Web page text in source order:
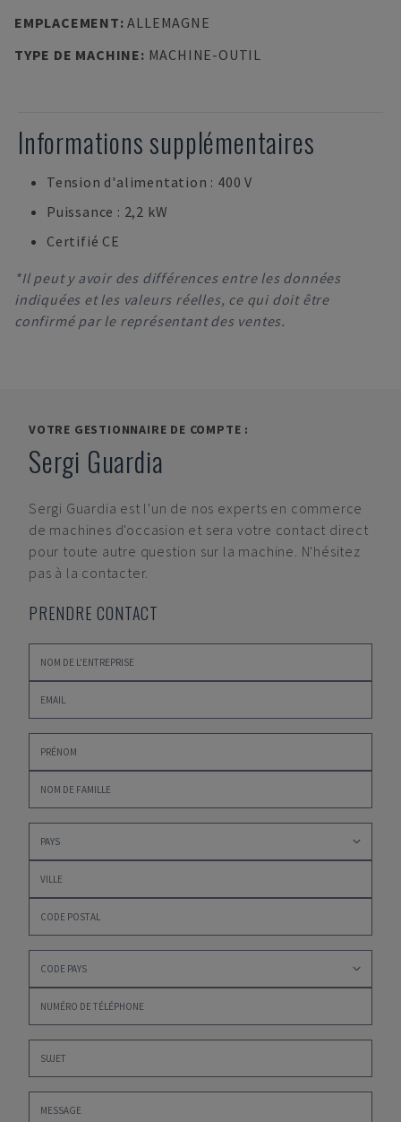
EMPLACEMENT:ALLEMAGNE
TYPE DE MACHINE: MACHINE-OUTIL
Informations supplémentaires
Tension d'alimentation : 400 V
Puissance : 2,2 kW
Certifié CE
*Il peut y avoir des différences entre les données
indiquées et les valeurs réelles, ce qui doit être
confirmé par le représentant des ventes.
VOTRE GESTIONNAIRE DE COMPTE :
Sergi Guardia
Sergi Guardia est l'un de nos experts en commerce
de machines d'occasion et sera votre contact direct
pour toute autre question sur la machine. N'hésitez
pas à la contacter.
PRENDRE CONTACT